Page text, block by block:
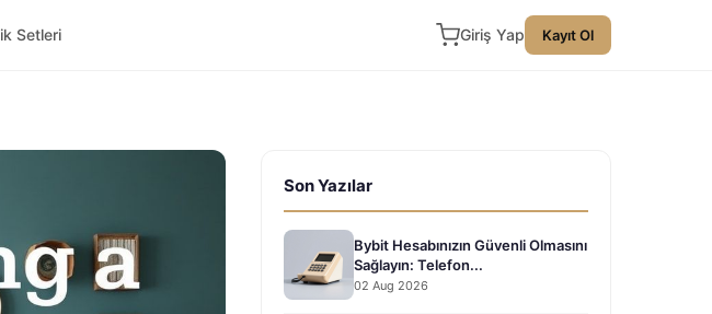
Setleri Giriş Yap Kayıt Ol
Son Yazılar
Bybit Hesabınızın Güvenli Olmasını
Sağlayın: Telefon...
02 Aug 2026